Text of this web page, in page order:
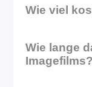
Wie viel
Wie lange
Imagefilms?